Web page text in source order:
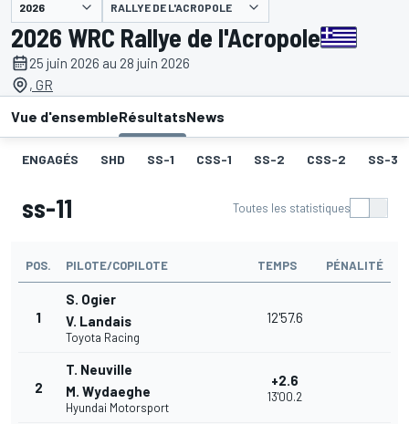
présenté par RALLYE DE L'ACROPOLE
2026 WRC Rallye de l'Acropole
25 juin 2026 au 28 juin 2026
, GR
Vue d'ensembleRésultatsNews
ENGAGÉS SHD SS-1 CSS-1 SS-2 CSS-2 SS-3
ss-11 Toutes les statistiques
POS. PILOTE/COPILOTE TEMPS PÉNALITÉ
1
S. Ogier
V. Landais
Toyota Racing
12'57.6
2
T. Neuville
M. Wydaeghe
Hyundai Motorsport
+2.6
13'00.2